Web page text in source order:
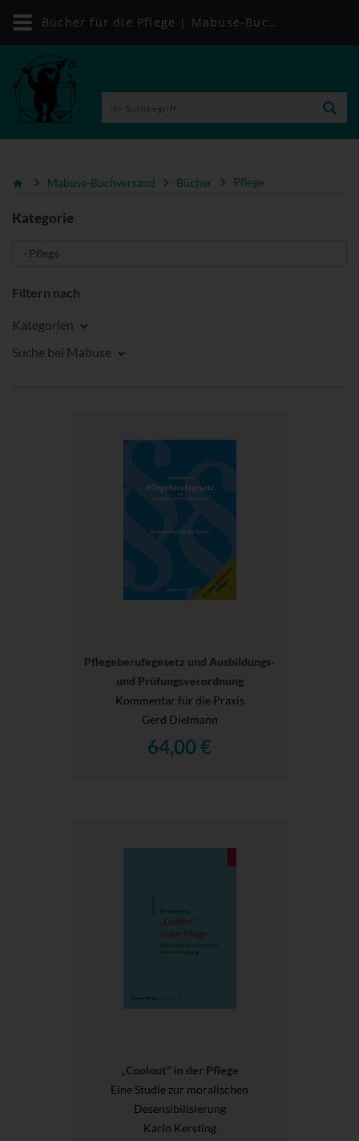
Mabuse-Buchversand Bücher Pflege
Kategorie
Filtern nach
Kategorien
Suche bei Mabuse
Pflegeberufegesetz und Ausbildungs-
und Prüfungsverordnung
Kommentar für die Praxis
Gerd Dielmann
64,00 €
„Coolout" in der Pflege
Eine Studie zur moralischen
Desensibilisierung
Karin Kersting
Bücher für die Pflege | Mabuse-Buchversand